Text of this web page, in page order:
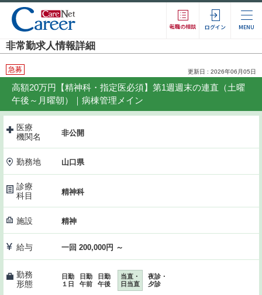
転職の相談 ログイン MENU
非常勤求人情報詳細
急募 更新日 : 2026年06月05日
高額20万円【精神科・指定医必須】第1週週末の連直（土曜
午後～月曜朝）｜病棟管理メイン
医療
機関名
非公開
勤務地 山口県
診療
科目
精神科
施設 精神
給与 一回 200,000円 ～
勤務
形態
日勤
１日
日勤
午前
日勤
午後
当直・
日当直
夜診・
夕診